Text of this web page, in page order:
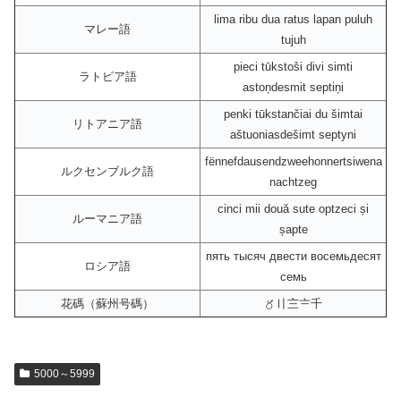
マレー語
lima ribu dua ratus lapan puluh
tujuh
ラトビア語
pieci tūkstoši divi simti
astoņdesmit septiņi
リトアニア語
penki tūkstančiai du šimtai
aštuoniasdešimt septyni
ルクセンブルク語
fënnefdausendzweehonnertsiwena
nachtzeg
ルーマニア語
cinci mii două sute optzeci și
șapte
ロシア語
пять тысяч двести восемьдесят
семь
花碼（蘇州号碼）
〥〢〨〧千
5000～5999